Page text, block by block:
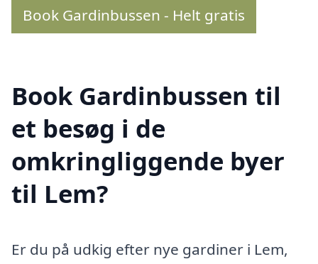
Book Gardinbussen - Helt gratis
Book Gardinbussen til
et besøg i de
omkringliggende byer
til Lem?
Er du på udkig efter nye gardiner i Lem,